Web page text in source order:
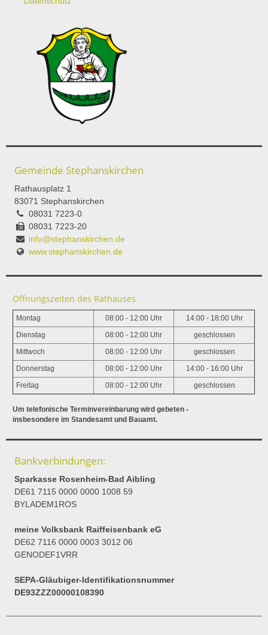
Gemeinde Stephanskirchen
Rathausplatz 1
83071 Stephanskirchen
08031 7223-0
08031 7223-20
info@stephanskirchen.de
www.stephanskirchen.de
Öffnungszeiten des Rathauses
Montag 08:00 - 12:00 Uhr 14:00 - 18:00 Uhr
Dienstag 08:00 - 12:00 Uhr geschlossen
Mittwoch 08:00 - 12:00 Uhr geschlossen
Donnerstag 08:00 - 12:00 Uhr 14:00 - 16:00 Uhr
Freitag 08:00 - 12:00 Uhr geschlossen
Um telefonische Terminvereinbarung wird gebeten -
insbesondere im Standesamt und Bauamt.
Bankverbindungen:
Sparkasse Rosenheim-Bad Aibling
DE61 7115 0000 0000 1008 59
BYLADEM1ROS
meine Volksbank Raiffeisenbank eG
DE62 7116 0000 0003 3012 06
GENODEF1VRR
SEPA-Gläubiger-Identifikationsnummer
DE93ZZZ00000108390